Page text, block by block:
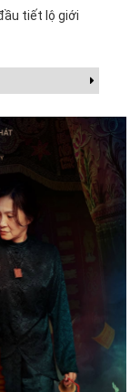
tiết lộ giới